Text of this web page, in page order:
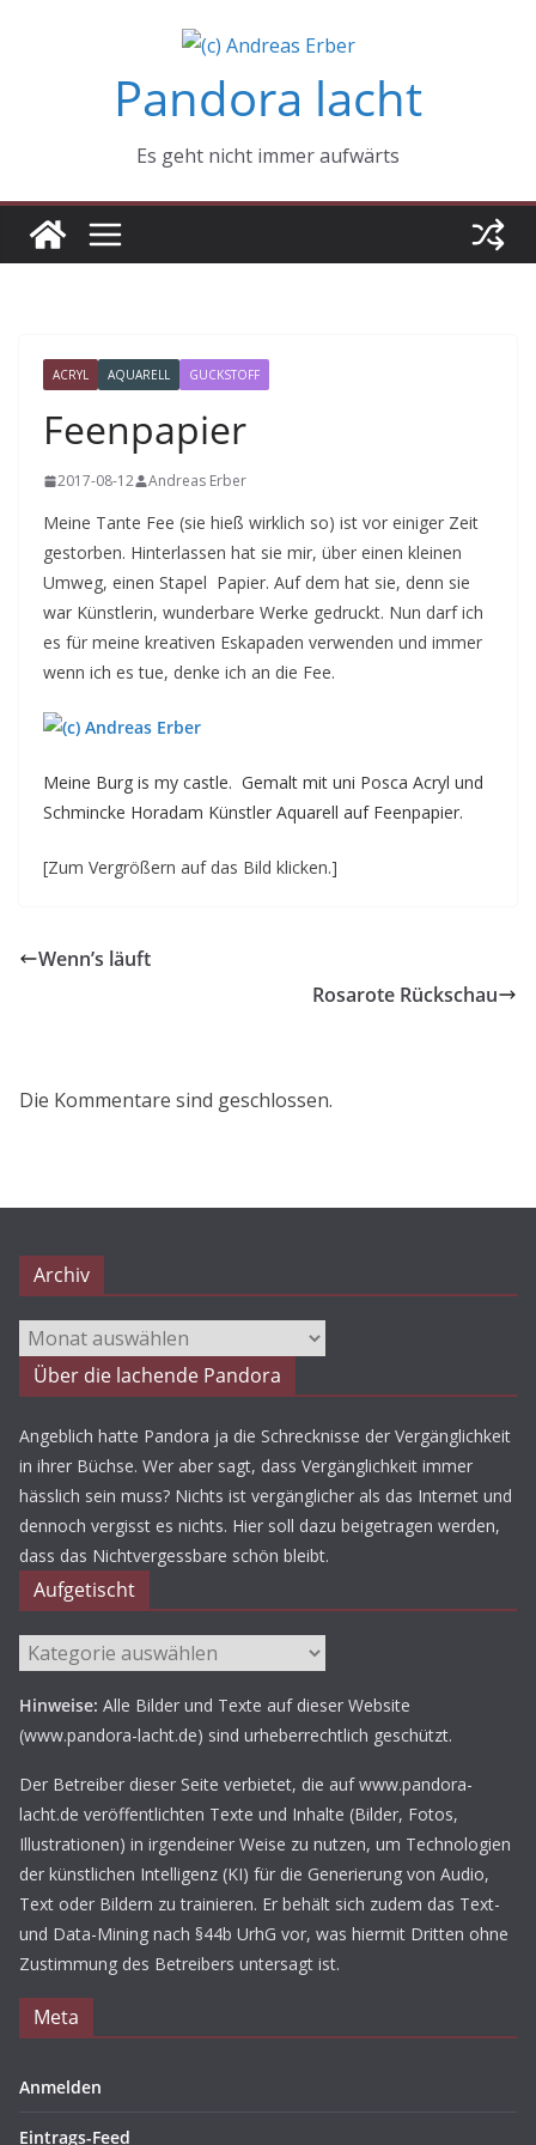
Pandora lacht
Es geht nicht immer aufwärts
ACRYL AQUARELL GUCKSTOFF
Feenpapier
2017-08-12 Andreas Erber
Meine Tante Fee (sie hieß wirklich so) ist vor einiger Zeit
gestorben. Hinterlassen hat sie mir, über einen kleinen
Umweg, einen Stapel Papier. Auf dem hat sie, denn sie
war Künstlerin, wunderbare Werke gedruckt. Nun darf ich
es für meine kreativen Eskapaden verwenden und immer
wenn ich es tue, denke ich an die Fee.
Meine Burg is my castle. Gemalt mit uni Posca Acryl und
Schmincke Horadam Künstler Aquarell auf Feenpapier.
[Zum Vergrößern auf das Bild klicken.]
Wenn’s läuft
Rosarote Rückschau
Die Kommentare sind geschlossen.
Archiv
Archiv
Über die lachende Pandora
Angeblich hatte Pandora ja die Schrecknisse der Vergänglichkeit
in ihrer Büchse. Wer aber sagt, dass Vergänglichkeit immer
hässlich sein muss? Nichts ist vergänglicher als das Internet und
dennoch vergisst es nichts. Hier soll dazu beigetragen werden,
dass das Nichtvergessbare schön bleibt.
Aufgetischt
Aufgetischt
Hinweise: Alle Bilder und Texte auf dieser Website
(www.pandora-lacht.de) sind urheberrechtlich geschützt.
Der Betreiber dieser Seite verbietet, die auf www.pandora-
lacht.de veröffentlichten Texte und Inhalte (Bilder, Fotos,
Illustrationen) in irgendeiner Weise zu nutzen, um Technologien
der künstlichen Intelligenz (KI) für die Generierung von Audio,
Text oder Bildern zu trainieren. Er behält sich zudem das Text-
und Data-Mining nach §44b UrhG vor, was hiermit Dritten ohne
Zustimmung des Betreibers untersagt ist.
Meta
Anmelden
Eintrags-Feed